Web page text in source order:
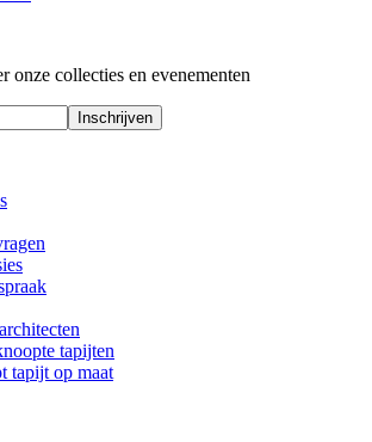
onze collecties en evenementen
Inschrijven
tapijten
tapijt op maat